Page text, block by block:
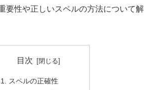
要性や正しいスペルの方法について解
目次
スペルの正確性